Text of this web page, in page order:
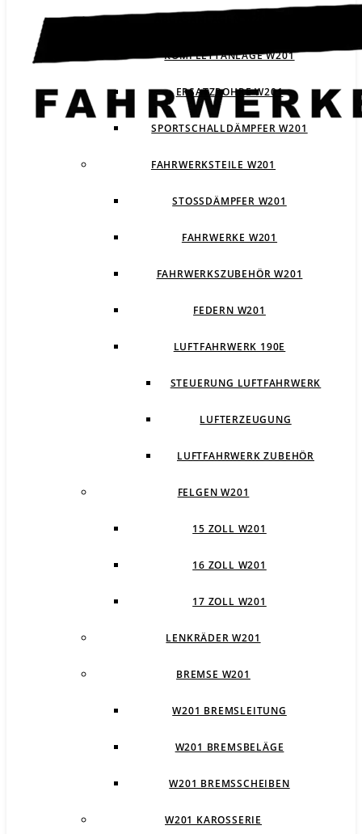
KOMPLETTANLAGE W201
ERSATZROHRE W201
SPORTSCHALLDÄMPFER W201
FAHRWERKSTEILE W201
STOSSDÄMPFER W201
FAHRWERKE W201
FAHRWERKSZUBEHÖR W201
FEDERN W201
LUFTFAHRWERK 190E
STEUERUNG LUFTFAHRWERK
LUFTERZEUGUNG
LUFTFAHRWERK ZUBEHÖR
FELGEN W201
15 ZOLL W201
16 ZOLL W201
17 ZOLL W201
LENKRÄDER W201
BREMSE W201
W201 BREMSLEITUNG
W201 BREMSBELÄGE
W201 BREMSSCHEIBEN
W201 KAROSSERIE